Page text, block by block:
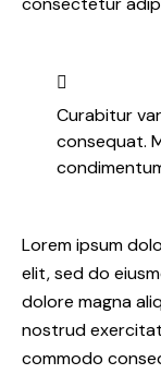
Curabitur
consequat.
Lorem ipsum
elit, sed do
dolore magna
nostrud
commodo